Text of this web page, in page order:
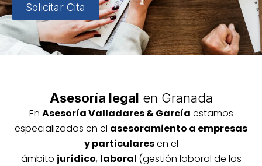
Solicitar Cita
Asesoría legal en Granada
En AsesoríaValladares & García estamos
especializados en el asesoramiento a empresas
y particularesen el
ámbito jurídico, laboral (gestión laboral de las